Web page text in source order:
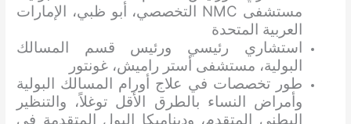
مستشفى NMC التخصصي، أبو ظبي، الإمارات
العربية المتحدة
استشاري رئيسي ورئيس قسم المسالك
البولية، مستشفى أستر راميش، غونتور
طور تخصصات في علاج أورام المسالك البولية
وأمراض النساء بالطرق الأقل توغلاً، والتنظير
البطني المتقدم، وديناميكا البول المتقدمة في